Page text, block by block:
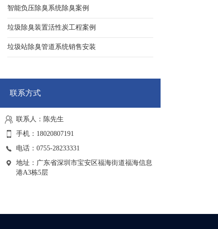
智能负压除臭系统除臭案例
垃圾除臭装置活性炭工程案例
垃圾站除臭管道系统销售安装
联系方式
联系人：陈先生
手机：18020807191
电话：0755-28233331
地址：广东省深圳市宝安区福海街道福海信息
港A3栋5层